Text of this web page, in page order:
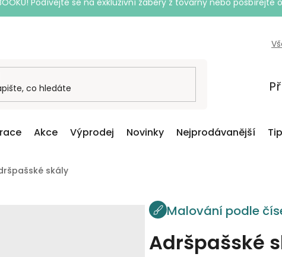
Podívejte se na exkluzivní záběry z továrny nebo
Akce Výprodej Novinky Nejprodávanější
skály
Malování podle
Adršpašské